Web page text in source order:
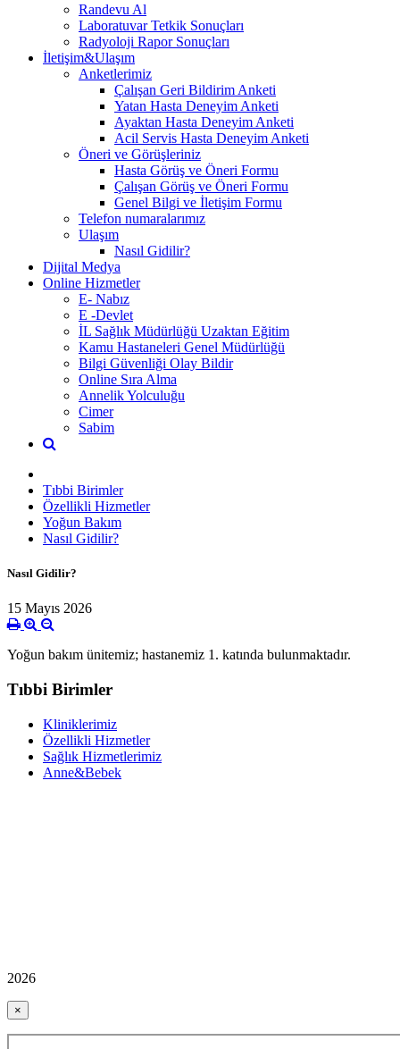
Randevu Al
Laboratuvar Tetkik Sonuçları
Radyoloji Rapor Sonuçları
İletişim&Ulaşım
Anketlerimiz
Çalışan Geri Bildirim Anketi
Yatan Hasta Deneyim Anketi
Ayaktan Hasta Deneyim Anketi
Acil Servis Hasta Deneyim Anketi
Öneri ve Görüşleriniz
Hasta Görüş ve Öneri Formu
Çalışan Görüş ve Öneri Formu
Genel Bilgi ve İletişim Formu
Telefon numaralarımız
Ulaşım
Nasıl Gidilir?
Dijital Medya
Online Hizmetler
E- Nabız
E -Devlet
İL Sağlık Müdürlüğü Uzaktan Eğitim
Kamu Hastaneleri Genel Müdürlüğü
Bilgi Güvenliği Olay Bildir
Online Sıra Alma
Annelik Yolculuğu
Cimer
Sabim
Tıbbi Birimler
Özellikli Hizmetler
Yoğun Bakım
Nasıl Gidilir?
Nasıl Gidilir?
15 Mayıs 2026
Yoğun bakım ünitemiz; hastanemiz 1. katında bulunmaktadır.
Tıbbi Birimler
Kliniklerimiz
Özellikli Hizmetler
Sağlık Hizmetlerimiz
Anne&Bebek
2026
×